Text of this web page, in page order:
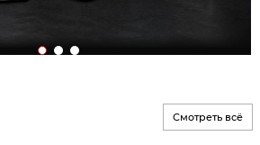
Смотреть всё